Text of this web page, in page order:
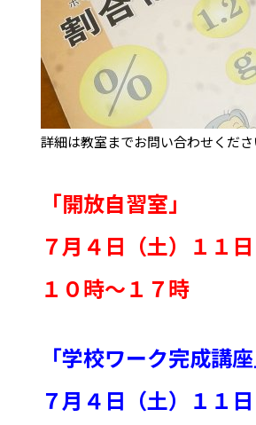
詳細は教室までお問い合わせくださ
「開放自習室」
７月４日（土）１１日
１０時～１７時
「学校ワーク完成講座
７月４日（土）１１日